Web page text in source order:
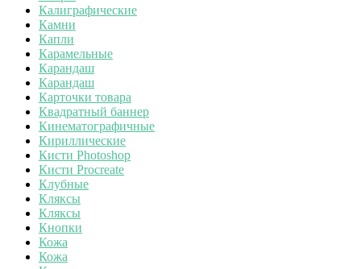
Калиграфические
Камни
Капли
Карамельные
Карандаш
Карандаш
Карточки товара
Квадратный баннер
Кинематографичные
Кириллические
Кисти Photoshop
Кисти Procreate
Клубные
Кляксы
Кляксы
Кнопки
Кожа
Кожа